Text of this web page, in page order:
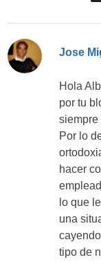
Jose
Hola
por tu
siempre
Por lo
hacer
lo que
una
tipo de